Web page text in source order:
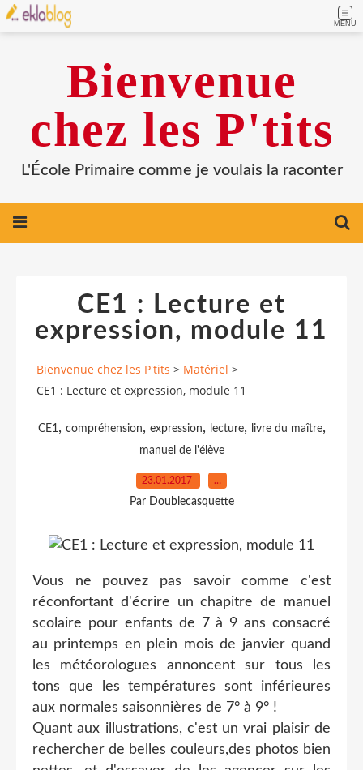
MENU
Bienvenue
chez les P'tits
L'École Primaire comme je voulais la raconter
CE1 : Lecture et
expression, module 11
Bienvenue chez les P'tits > Matériel >
CE1 : Lecture et expression, module 11
CE1 , compréhension, expression, lecture, livre du maître,
manuel de l'élève
23.01.2017 …
Par Doublecasquette
Vous ne pouvez pas savoir comme c'est
réconfortant d'écrire un chapitre de manuel
scolaire pour enfants de 7 à 9 ans consacré
au printemps en plein mois de janvier quand
les météorologues annoncent sur tous les
tons que les températures sont inférieures
aux normales saisonnières de 7° à 9° !
Quant aux illustrations, c'est un vrai plaisir de
rechercher de belles couleurs,des photos bien